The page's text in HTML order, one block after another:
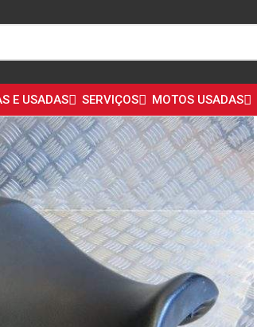
E USADAS SERVIÇOS MOTOS USADAS